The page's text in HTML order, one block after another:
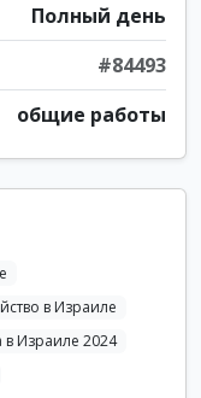
Полный день
#84493
общие работы
в Израиле
в Израиле 2024